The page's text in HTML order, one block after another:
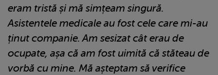
eram tristă și mă simțeam singură.
Asistentele medicale au fost cele care mi-au
ținut companie. Am sesizat cât erau de
ocupate, așa că am fost uimită că stăteau de
vorbă cu mine. Mă așteptam să verifice